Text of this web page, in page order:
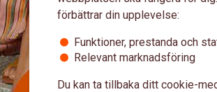
förbättrar din upplevelse:
Funktioner, prestanda och
Relevant marknadsföring
Du kan ta tillbaka ditt cookie-